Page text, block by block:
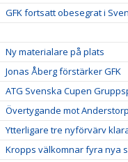
GFK fortsatt obesegrat i
Ny materialare på plats
Jonas Åberg förstärker GFK
ATG Svenska Cupen
Övertygande mot Anderstorp
Ytterligare tre nyförvärv
Kropps välkomnar fyra nya